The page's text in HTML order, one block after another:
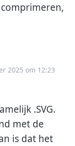
2025 om 12:23
.SVG.
met de
is dat het